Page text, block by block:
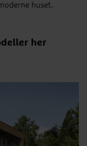
huset.
her